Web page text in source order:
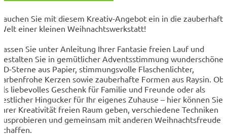
Sie mit diesem Kreativ-Angebot ein in die zauberhafte
einer kleinen Weihnachtswerkstatt!
Sie unter Anleitung Ihrer Fantasie freien Lauf und
Sie in gemütlicher Adventsstimmung wunderschöne
Sterne aus Papier, stimmungsvolle Flaschenlichter,
Kerzen sowie zauberhafte Formen aus Raysin. Ob
liebevolles Geschenk für Familie und Freunde oder als
Hingucker für Ihr eigenes Zuhause – hier können Sie
Kreativität freien Raum geben, verschiedene Techniken
und gemeinsam mit anderen Weihnachtsfreude